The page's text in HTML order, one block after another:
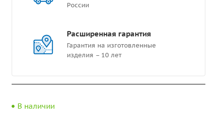
России
Расширенная гарантия
Гарантия на изготовленные
изделия – 10 лет
В наличии